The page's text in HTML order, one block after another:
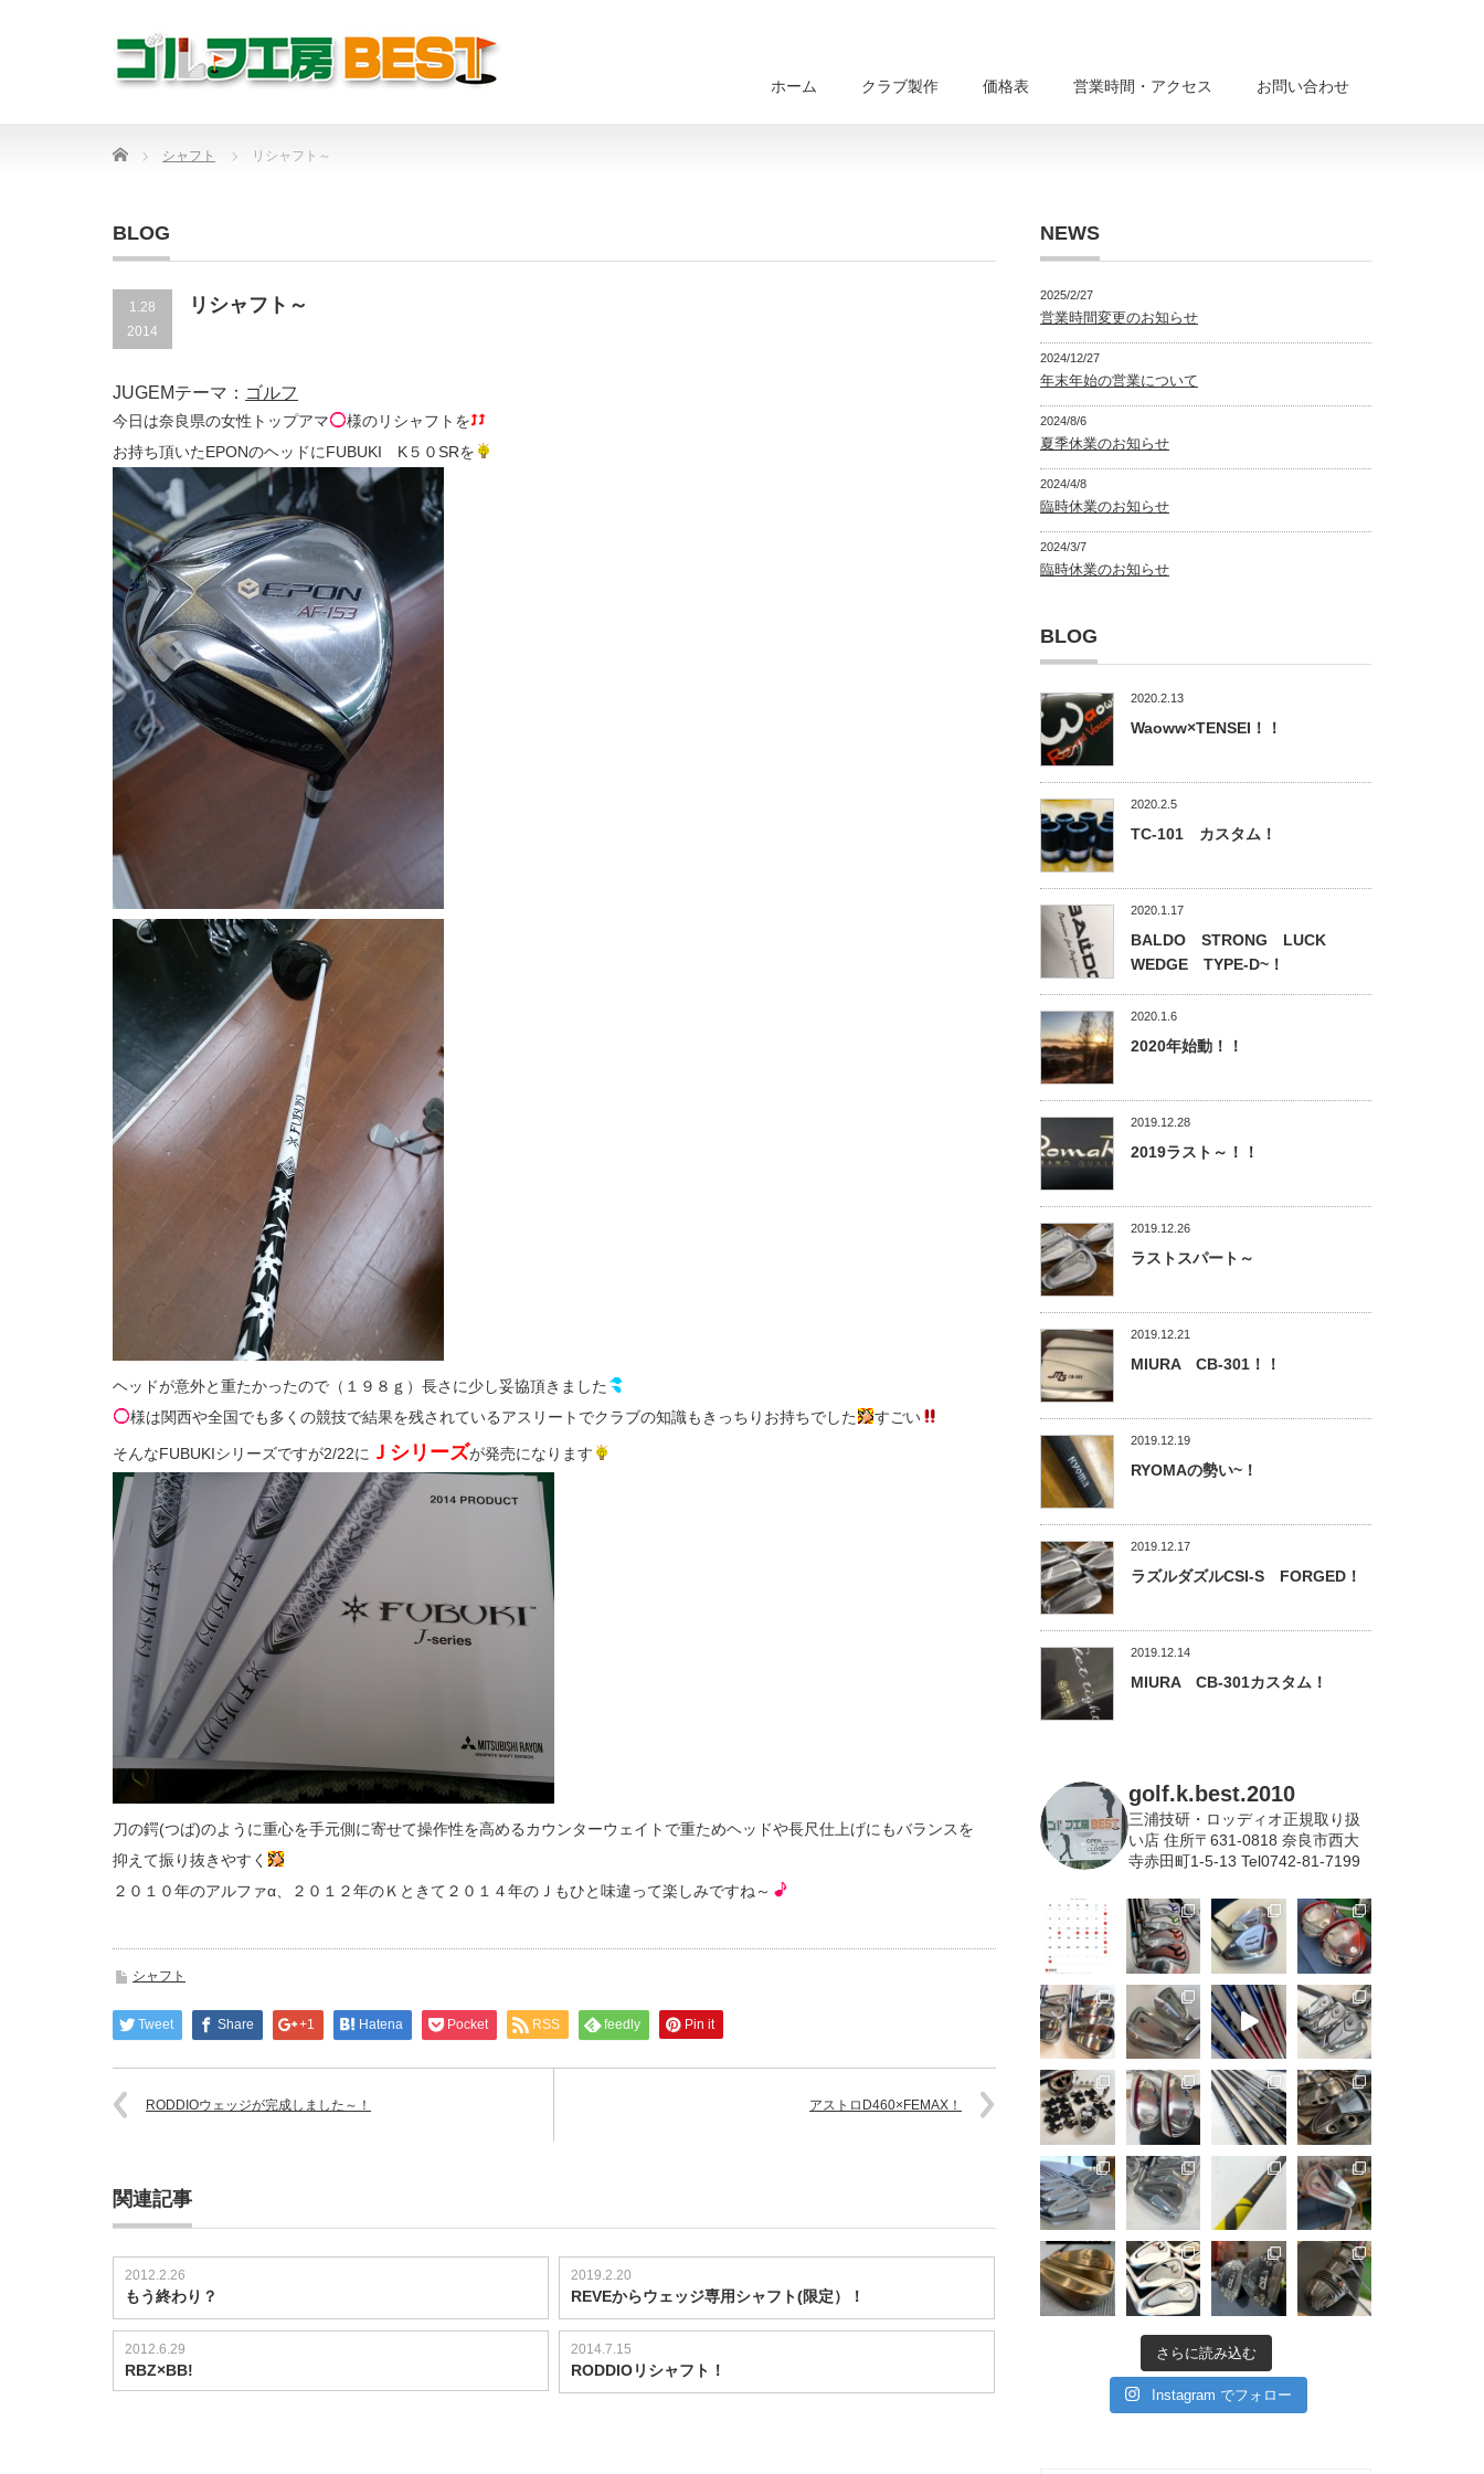
ホーム クラブ製作 価格表 営業時間・アクセス お問い合わせ
Home シャフト リシャフト～
BLOG
1.28
2014
リシャフト～
JUGEMテーマ： ゴルフ
今日は奈良県の女性トップアマ
様のリシャフトを
お持ち頂いたEPONのヘッドにFUBUKI K５０SRを
ヘッドが意外と重たかったので（１９８ｇ）長さに少し妥協頂きました
様は関西や全国でも多くの競技で結果を残されているアスリートでクラブの知識もきっちりお持ちでした
すごい
そんなFUBUKIシリーズですが2/22に Ｊシリーズが発売になります
刀の鍔(つば)のように重心を手元側に寄せて操作性を高めるカウンターウェイトで重ためヘッドや長尺仕上げにもバランスを
抑えて振り抜きやすく
２０１０年のアルファα、２０１２年のＫときて２０１４年のＪもひと味違って楽しみですね～
シャフト
Tweet Share +1 Hatena Pocket RSS feedly Pin it
RODDIOウェッジが完成しました～！ アストロD460×FEMAX！
関連記事
2012.2.26
もう終わり？
2019.2.20
REVEからウェッジ専用シャフト(限定）！
2012.6.29
RBZ×BB!
2014.7.15
RODDIOリシャフト！
NEWS
2025/2/27
営業時間変更のお知らせ
2024/12/27
年末年始の営業について
2024/8/6
夏季休業のお知らせ
2024/4/8
臨時休業のお知らせ
2024/3/7
臨時休業のお知らせ
BLOG
2020.2.13
Waoww×TENSEI！！
2020.2.5
TC-101 カスタム！
2020.1.17
BALDO STRONG LUCK
WEDGE TYPE-D~！
2020.1.6
2020年始動！！
2019.12.28
2019ラスト～！！
2019.12.26
ラストスパート～
2019.12.21
MIURA CB-301！！
2019.12.19
RYOMAの勢い~！
2019.12.17
ラズルダズルCSI-S FORGED！
2019.12.14
MIURA CB-301カスタム！
golf.k.best.2010
三浦技研・ロッディオ正規取り扱
い店 住所〒631-0818 奈良市西大
寺赤田町1-5-13 Tel0742-81-7199
さらに読み込む
Instagram でフォロー